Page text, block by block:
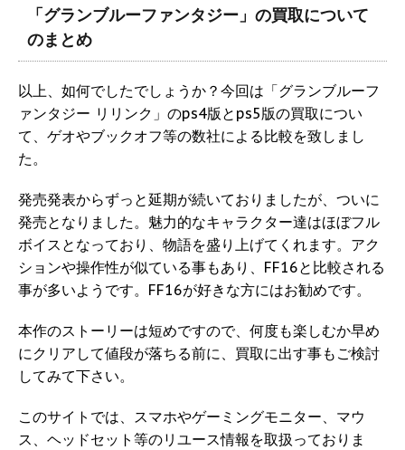
「グランブルーファンタジー」の買取について
のまとめ
以上、如何でしたでしょうか？今回は「グランブルーフ
ァンタジー リリンク」のps4版とps5版の買取につい
て、ゲオやブックオフ等の数社による比較を致しまし
た。
発売発表からずっと延期が続いておりましたが、ついに
発売となりました。魅力的なキャラクター達はほぼフル
ボイスとなっており、物語を盛り上げてくれます。アク
ションや操作性が似ている事もあり、FF16と比較される
事が多いようです。FF16が好きな方にはお勧めです。
本作のストーリーは短めですので、何度も楽しむか早め
にクリアして値段が落ちる前に、買取に出す事もご検討
してみて下さい。
このサイトでは、スマホやゲーミングモニター、マウ
ス、ヘッドセット等のリユース情報を取扱っておりま